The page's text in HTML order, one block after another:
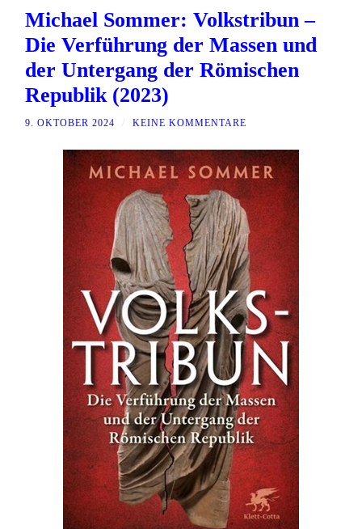
Michael Sommer: Volkstribun –
Die Verführung der Massen und
der Untergang der Römischen
Republik (2023)
9. OKTOBER 2024 KEINE KOMMENTARE